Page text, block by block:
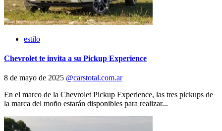
estilo
Chevrolet te invita a su Pickup Experience
8 de mayo de 2025 @carstotal.com.ar
En el marco de la Chevrolet Pickup Experience, las tres pickups de
la marca del moño estarán disponibles para realizar...